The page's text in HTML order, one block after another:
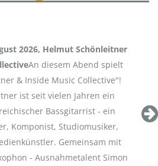
2026, Helmut Schönleitner
An diesem Abend spielt
& Inside Music Collective"!
ist seit vielen Jahren ein
Bassgitarrist - ein
Komponist, Studiomusiker,
Gemeinsam mit
- Ausnahmetalent Simon